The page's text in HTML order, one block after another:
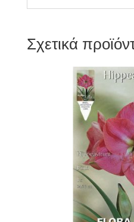
Σχετικά